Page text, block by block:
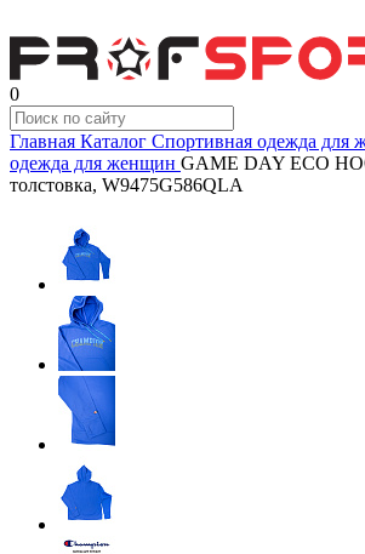
0
Главная Каталог Спортивная одежда для
одежда для женщин GAME DAY ECO
толстовка, W9475G586QLA